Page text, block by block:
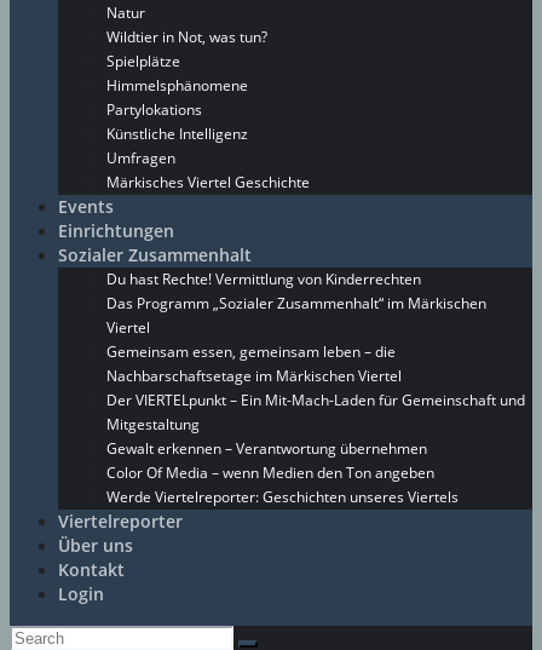
Natur
Wildtier in Not, was tun?
Spielplätze
Himmelsphänomene
Partylokations
Künstliche Intelligenz
Umfragen
Märkisches Viertel Geschichte
Events
Einrichtungen
Sozialer Zusammenhalt
Du hast Rechte! Vermittlung von Kinderrechten
Das Programm „Sozialer Zusammenhalt“ im Märkischen
Viertel
Gemeinsam essen, gemeinsam leben – die
Nachbarschaftsetage im Märkischen Viertel
Der VIERTELpunkt – Ein Mit-Mach-Laden für Gemeinschaft und
Mitgestaltung
Gewalt erkennen – Verantwortung übernehmen
Color Of Media – wenn Medien den Ton angeben
Werde Viertelreporter: Geschichten unseres Viertels
Viertelreporter
Über uns
Kontakt
Login